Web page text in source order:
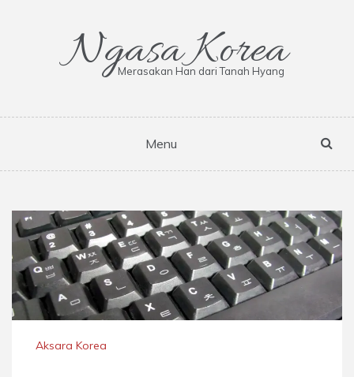
Ngasa Korea
Merasakan Han dari Tanah Hyang
Menu
Aksara Korea